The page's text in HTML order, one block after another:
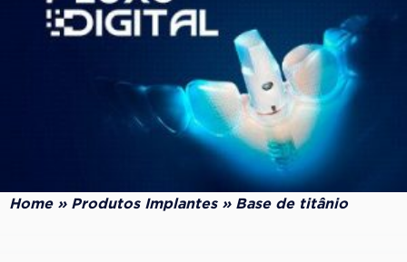
Home» Produtos Implantes» Base de titânio